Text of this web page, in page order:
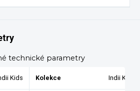
technické parametry
Kids Kolekce Indii Kids